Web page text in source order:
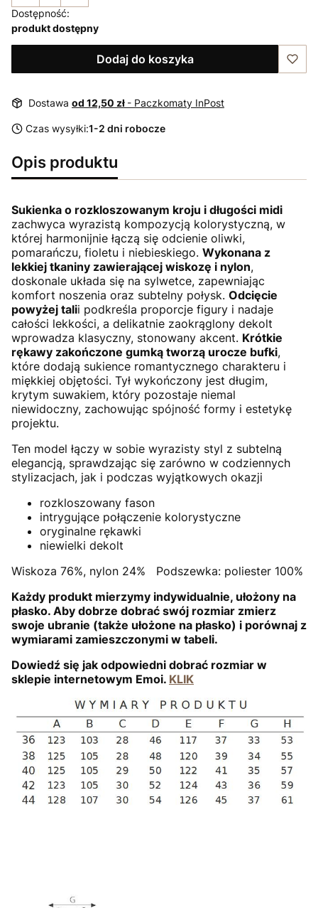
Dostępność:
produkt dostępny
Dodaj do koszyka
Dostawa od 12,50 zł - Paczkomaty InPost
Czas wysyłki:1-2 dni robocze
Opis produktu
Sukienka o rozkloszowanym kroju i długości midi
zachwyca wyrazistą kompozycją kolorystyczną, w
której harmonijnie łączą się odcienie oliwki,
pomarańczu, fioletu i niebieskiego. Wykonana z
lekkiej tkaniny zawierającej wiskozę i nylon,
doskonale układa się na sylwetce, zapewniając
komfort noszenia oraz subtelny połysk. Odcięcie
powyżej talii podkreśla proporcje figury i nadaje
całości lekkości, a delikatnie zaokrąglony dekolt
wprowadza klasyczny, stonowany akcent. Krótkie
rękawy zakończone gumką tworzą urocze bufki,
które dodają sukience romantycznego charakteru i
miękkiej objętości. Tył wykończony jest długim,
krytym suwakiem, który pozostaje niemal
niewidoczny, zachowując spójność formy i estetykę
projektu.
Ten model łączy w sobie wyrazisty styl z subtelną
elegancją, sprawdzając się zarówno w codziennych
stylizacjach, jak i podczas wyjątkowych okazji
rozkloszowany fason
intrygujące połączenie kolorystyczne
oryginalne rękawki
niewielki dekolt
Wiskoza 76%, nylon 24% Podszewka: poliester 100%
Każdy produkt mierzymy indywidualnie, ułożony na
płasko. Aby dobrze dobrać swój rozmiar zmierz
swoje ubranie (także ułożone na płasko) i porównaj z
wymiarami zamieszczonymi w tabeli.
Dowiedź się jak odpowiedni dobrać rozmiar w
sklepie internetowym Emoi. KLIK